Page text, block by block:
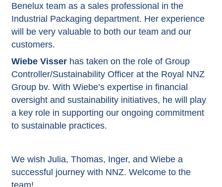
Benelux team as a sales professional in the
Industrial Packaging department. Her experience
will be very valuable to both our team and our
customers.
Wiebe Visserhas taken on the role of Group
Controller/Sustainability Officer at the Royal NNZ
Group bv. With Wiebe’s expertise in financial
oversight and sustainability initiatives, he will play
a key role in supporting our ongoing commitment
to sustainable practices.
We wish Julia, Thomas, Inger, and Wiebe a
successful journey with NNZ. Welcome to the
team!